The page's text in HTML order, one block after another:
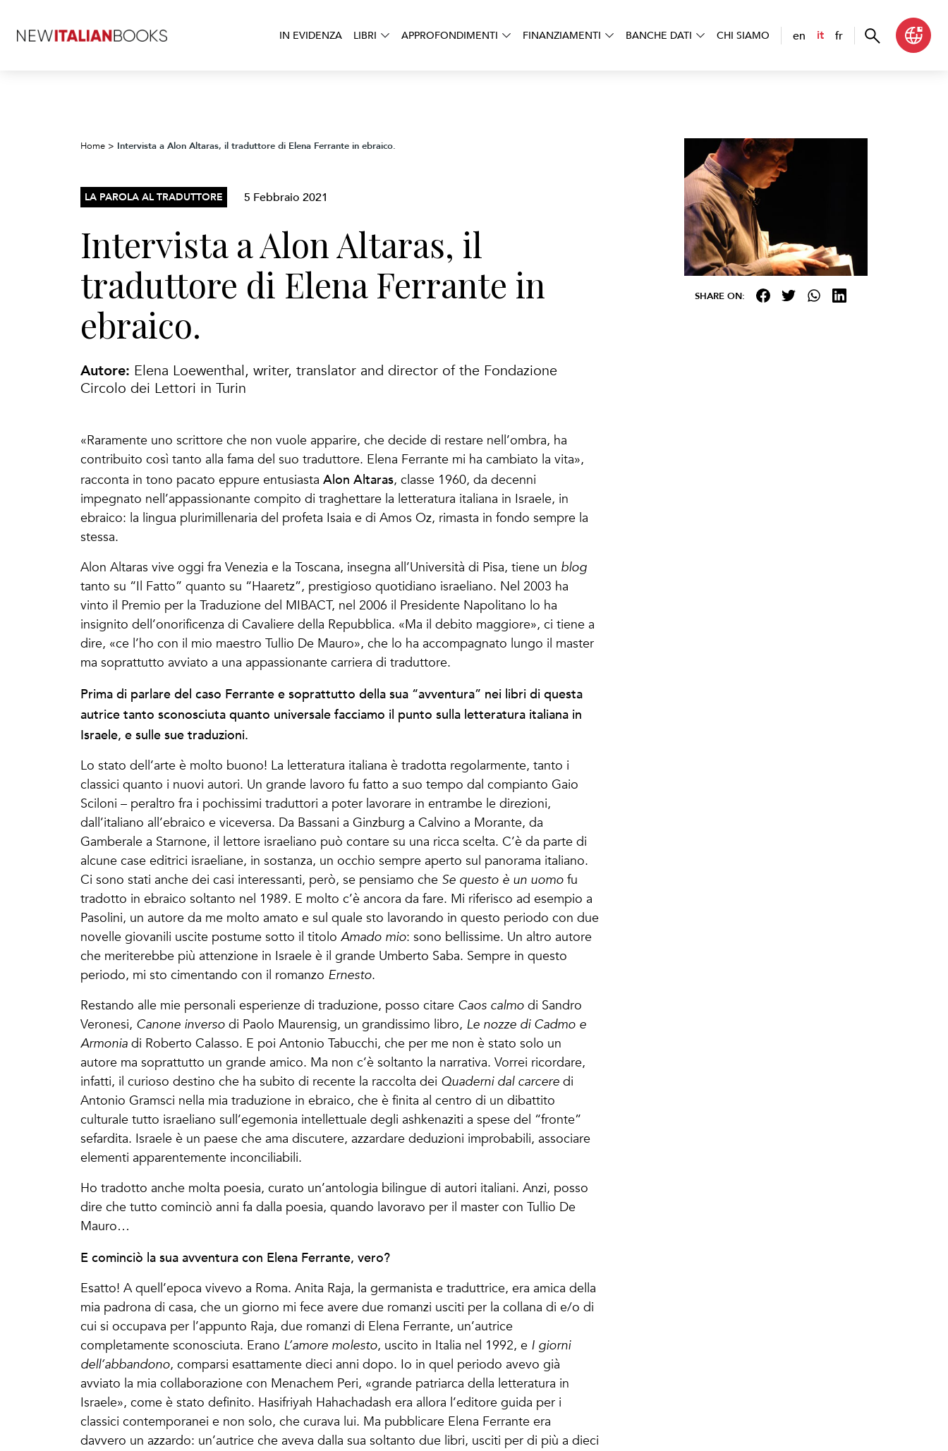
IN EVIDENZA LIBRI APPROFONDIMENTI FINANZIAMENTI BANCHE DATI CHI SIAMO en it fr
Home > Intervista a Alon Altaras, il traduttore di Elena Ferrante in ebraico.
LA PAROLA AL TRADUTTORE 5 Febbraio 2021
Intervista a Alon Altaras, il
traduttore di Elena Ferrante in
ebraico.
Autore: Elena Loewenthal, writer, translator and director of the Fondazione
Circolo dei Lettori in Turin
«Raramente uno scrittore che non vuole apparire, che decide di restare nell’ombra, ha
contribuito così tanto alla fama del suo traduttore. Elena Ferrante mi ha cambiato la vita»,
racconta in tono pacato eppure entusiasta Alon Altaras, classe 1960, da decenni
impegnato nell’appassionante compito di traghettare la letteratura italiana in Israele, in
ebraico: la lingua plurimillenaria del profeta Isaia e di Amos Oz, rimasta in fondo sempre la
stessa.
Alon Altaras vive oggi fra Venezia e la Toscana, insegna all’Università di Pisa, tiene un blog
tanto su “Il Fatto” quanto su “Haaretz”, prestigioso quotidiano israeliano. Nel 2003 ha
vinto il Premio per la Traduzione del MIBACT, nel 2006 il Presidente Napolitano lo ha
insignito dell’onorificenza di Cavaliere della Repubblica. «Ma il debito maggiore», ci tiene a
dire, «ce l’ho con il mio maestro Tullio De Mauro», che lo ha accompagnato lungo il master
ma soprattutto avviato a una appassionante carriera di traduttore.
Prima di parlare del caso Ferrante e soprattutto della sua “avventura” nei libri di questa
autrice tanto sconosciuta quanto universale facciamo il punto sulla letteratura italiana in
Israele, e sulle sue traduzioni.
Lo stato dell’arte è molto buono! La letteratura italiana è tradotta regolarmente, tanto i
classici quanto i nuovi autori. Un grande lavoro fu fatto a suo tempo dal compianto Gaio
Sciloni – peraltro fra i pochissimi traduttori a poter lavorare in entrambe le direzioni,
dall’italiano all’ebraico e viceversa. Da Bassani a Ginzburg a Calvino a Morante, da
Gamberale a Starnone, il lettore israeliano può contare su una ricca scelta. C’è da parte di
alcune case editrici israeliane, in sostanza, un occhio sempre aperto sul panorama italiano.
Ci sono stati anche dei casi interessanti, però, se pensiamo che Se questo è un uomo fu
tradotto in ebraico soltanto nel 1989. E molto c’è ancora da fare. Mi riferisco ad esempio a
Pasolini, un autore da me molto amato e sul quale sto lavorando in questo periodo con due
novelle giovanili uscite postume sotto il titolo Amado mio: sono bellissime. Un altro autore
che meriterebbe più attenzione in Israele è il grande Umberto Saba. Sempre in questo
periodo, mi sto cimentando con il romanzo Ernesto.
Restando alle mie personali esperienze di traduzione, posso citare Caos calmo di Sandro
Veronesi, Canone inverso di Paolo Maurensig, un grandissimo libro, Le nozze di Cadmo e
Armonia di Roberto Calasso. E poi Antonio Tabucchi, che per me non è stato solo un
autore ma soprattutto un grande amico. Ma non c’è soltanto la narrativa. Vorrei ricordare,
infatti, il curioso destino che ha subito di recente la raccolta dei Quaderni dal carcere di
Antonio Gramsci nella mia traduzione in ebraico, che è finita al centro di un dibattito
culturale tutto israeliano sull’egemonia intellettuale degli ashkenaziti a spese del “fronte”
sefardita. Israele è un paese che ama discutere, azzardare deduzioni improbabili, associare
elementi apparentemente inconciliabili.
Ho tradotto anche molta poesia, curato un’antologia bilingue di autori italiani. Anzi, posso
dire che tutto cominciò anni fa dalla poesia, quando lavoravo per il master con Tullio De
Mauro…
E cominciò la sua avventura con Elena Ferrante, vero?
Esatto! A quell’epoca vivevo a Roma. Anita Raja, la germanista e traduttrice, era amica della
mia padrona di casa, che un giorno mi fece avere due romanzi usciti per la collana di e/o di
cui si occupava per l’appunto Raja, due romanzi di Elena Ferrante, un’autrice
completamente sconosciuta. Erano L’amore molesto, uscito in Italia nel 1992, e I giorni
dell’abbandono, comparsi esattamente dieci anni dopo. Io in quel periodo avevo già
avviato la mia collaborazione con Menachem Peri, «grande patriarca della letteratura in
Israele», come è stato definito. Hasifriyah Hahachadash era allora l’editore guida per i
classici contemporanei e non solo, che curava lui. Ma pubblicare Elena Ferrante era
davvero un azzardo: un’autrice che aveva dalla sua soltanto due libri, usciti per di più a dieci
SHARE ON: